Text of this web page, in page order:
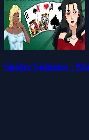
Spider Solitaire :